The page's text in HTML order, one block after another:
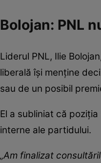
Bolojan: PNL
Liderul PNL, Ilie
liberală își menține
sau de un posibil
El a subliniat că
interne ale partidului.
„Am finalizat